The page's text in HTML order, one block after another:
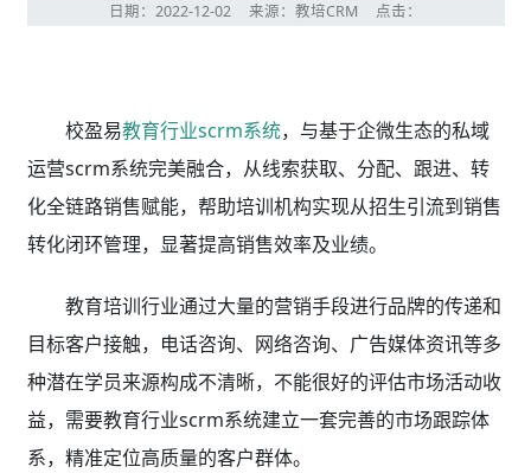
日期：2022-12-02 来源：教培CRM 点击：
校盈易教育行业scrm系统，与基于企微生态的私域
运营scrm系统完美融合，从线索获取、分配、跟进、转
化全链路销售赋能，帮助培训机构实现从招生引流到销售
转化闭环管理，显著提高销售效率及业绩。
教育培训行业通过大量的营销手段进行品牌的传递和
目标客户接触，电话咨询、网络咨询、广告媒体资讯等多
种潜在学员来源构成不清晰，不能很好的评估市场活动收
益，需要教育行业scrm系统建立一套完善的市场跟踪体
系，精准定位高质量的客户群体。